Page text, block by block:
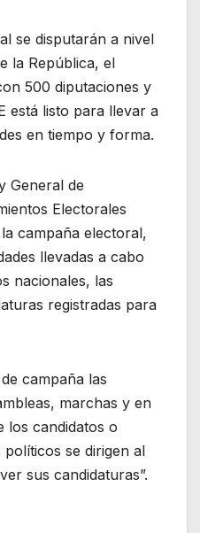
se disputarán a nivel
la República, el
500 diputaciones y
está listo para llevar a
en tiempo y forma.
General de
Electorales
campaña electoral,
llevadas a cabo
nacionales, las
registradas para
campaña las
marchas y en
los candidatos o
se dirigen al
sus candidaturas”.